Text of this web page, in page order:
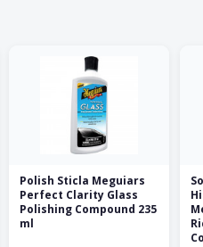
Polish Sticla Meguiars
Perfect Clarity Glass
Polishing Compound 235
ml